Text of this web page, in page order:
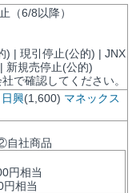
（6/8以降）
) | 現引停止(公的) | JNX
新規売停止(公的)
で確認してください。
日興(1,600) マネックス
社商品
円相当
相当